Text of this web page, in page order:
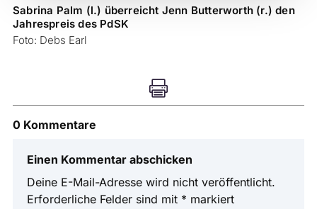
Sabrina Palm (l.) überreicht Jenn Butterworth (r.) den
Jahrespreis des PdSK
Foto: Debs Earl

0 Kommentare
Einen Kommentar abschicken
Deine E-Mail-Adresse wird nicht veröffentlicht.
Erforderliche Felder sind mit * markiert